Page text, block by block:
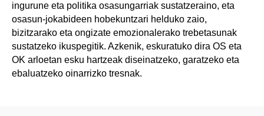
ingurune eta politika osasungarriak sustatzeraino, eta
osasun-jokabideen hobekuntzari helduko zaio,
bizitzarako eta ongizate emozionalerako trebetasunak
sustatzeko ikuspegitik. Azkenik, eskuratuko dira OS eta
OK arloetan esku hartzeak diseinatzeko, garatzeko eta
ebaluatzeko oinarrizko tresnak.